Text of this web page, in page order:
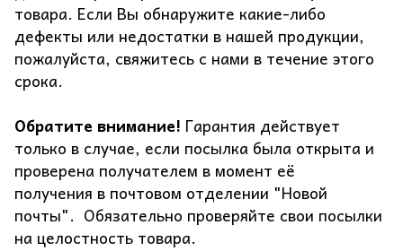
товара. Если Вы обнаружите какие-либо
дефекты или недостатки в нашей продукции,
пожалуйста, свяжитесь с нами в течение этого
срока.
Обратите внимание! Гарантия действует
только в случае, если посылка была открыта и
проверена получателем в момент её
получения в почтовом отделении "Новой
почты". Обязательно проверяйте свои посылки
на целостность товара.